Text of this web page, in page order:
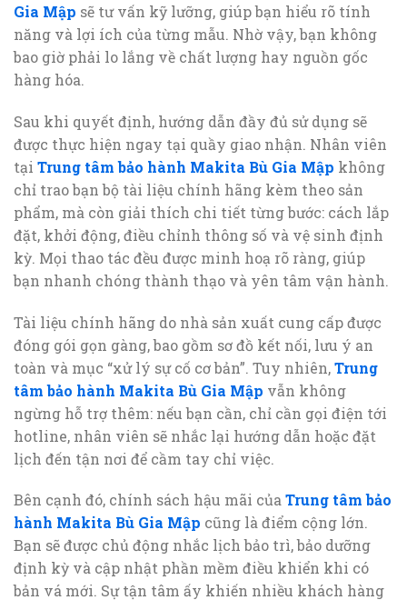
Gia Mập sẽ tư vấn kỹ lưỡng, giúp bạn hiểu rõ tính
năng và lợi ích của từng mẫu. Nhờ vậy, bạn không
bao giờ phải lo lắng về chất lượng hay nguồn gốc
hàng hóa.
Sau khi quyết định, hướng dẫn đầy đủ sử dụng sẽ
được thực hiện ngay tại quầy giao nhận. Nhân viên
tại Trung tâm bảo hành Makita Bù Gia Mập không
chỉ trao bạn bộ tài liệu chính hãng kèm theo sản
phẩm, mà còn giải thích chi tiết từng bước: cách lắp
đặt, khởi động, điều chỉnh thông số và vệ sinh định
kỳ. Mọi thao tác đều được minh hoạ rõ ràng, giúp
bạn nhanh chóng thành thạo và yên tâm vận hành.
Tài liệu chính hãng do nhà sản xuất cung cấp được
đóng gói gọn gàng, bao gồm sơ đồ kết nối, lưu ý an
toàn và mục “xử lý sự cố cơ bản”. Tuy nhiên,Trung
tâm bảo hành Makita Bù Gia Mập vẫn không
ngừng hỗ trợ thêm: nếu bạn cần, chỉ cần gọi điện tới
hotline, nhân viên sẽ nhắc lại hướng dẫn hoặc đặt
lịch đến tận nơi để cầm tay chỉ việc.
Bên cạnh đó, chính sách hậu mãi củaTrung tâm bảo
hành Makita Bù Gia Mập cũng là điểm cộng lớn.
Bạn sẽ được chủ động nhắc lịch bảo trì, bảo dưỡng
định kỳ và cập nhật phần mềm điều khiển khi có
bản vá mới. Sự tận tâm ấy khiến nhiều khách hàng